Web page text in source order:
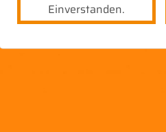
Einverstanden.